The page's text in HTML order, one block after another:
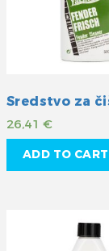
26,41€
ADD TO CART